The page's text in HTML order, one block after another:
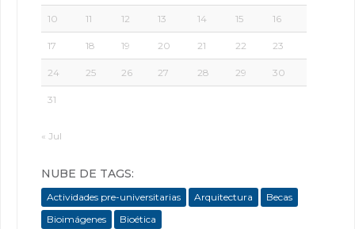
10 11 12 13 14 15 16
17 18 19 20 21 22 23
24 25 26 27 28 29 30
31
« Jul
NUBE DE TAGS:
Actividades pre-universitarias Arquitectura
Becas
Bioimágenes
Bioética